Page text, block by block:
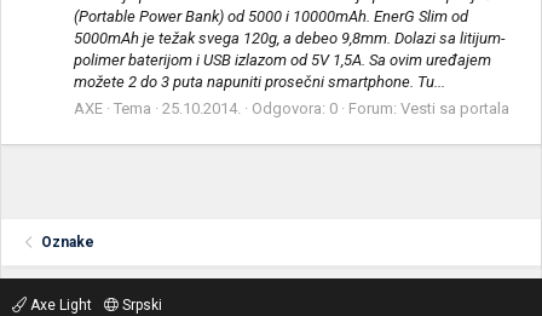
(Portable Power Bank) od 5000 i 10000mAh. EnerG Slim od
5000mAh je težak svega 120g, a debeo 9,8mm. Dolazi sa litijum-
polimer baterijom i USB izlazom od 5V 1,5A. Sa ovim uređajem
možete 2 do 3 puta napuniti prosečni smartphone. Tu...
AXE Tema 25.10.2014. Odgovora: 0 Forum: Vesti sa portala
Oznake
Axe Light
Srpski